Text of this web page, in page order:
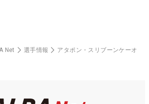
Net 選手情報 アタポン・スリブーンケーオ